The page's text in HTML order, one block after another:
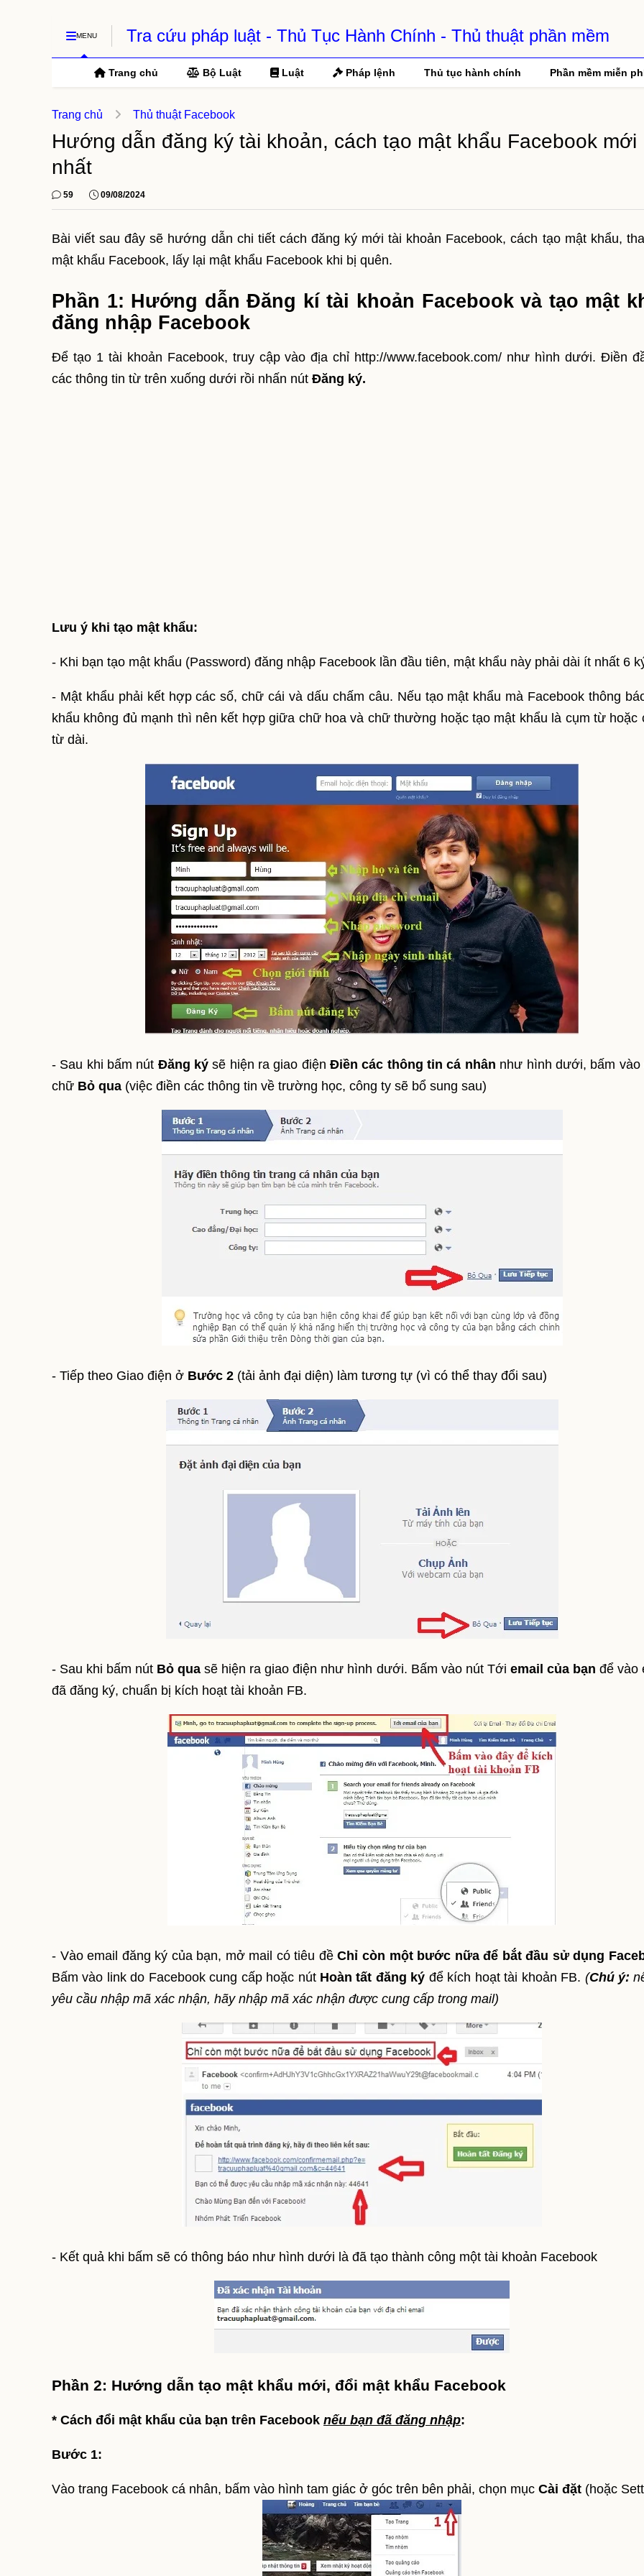
MENU Tra cứu pháp luật - Thủ Tục Hành Chính - Thủ thuật phần mềm
Trang chủ Bộ Luật Luật Pháp lệnh Thủ tục hành chính Phần mềm miễn
Trang chủ Thủ thuật Facebook
Hướng dẫn đăng ký tài khoản, cách tạo mật khẩu Facebook mới
nhất
59 09/08/2024
Bài viết sau đây sẽ hướng dẫn chi tiết cách đăng ký mới tài khoản Facebook, cách tạo mật khẩu,
mật khẩu Facebook, lấy lại mật khẩu Facebook khi bị quên.
Phần 1: Hướng dẫn Đăng kí tài khoản Facebook và tạo mật
đăng nhập Facebook
Để tạo 1 tài khoản Facebook, truy cập vào địa chỉ http://www.facebook.com/ như hình dưới. Điền
các thông tin từ trên xuống dưới rồi nhấn nút Đăng ký.
Lưu ý khi tạo mật khẩu:
- Khi bạn tạo mật khẩu (Password) đăng nhập Facebook lần đầu tiên, mật khẩu này phải dài ít nhất 6
- Mật khẩu phải kết hợp các số, chữ cái và dấu chấm câu. Nếu tạo mật khẩu mà Facebook thông
khẩu không đủ mạnh thì nên kết hợp giữa chữ hoa và chữ thường hoặc tạo mật khẩu là cụm từ hoặc
từ dài.
- Sau khi bấm nút Đăng ký sẽ hiện ra giao điệnĐiền các thông tin cá nhân như hình dưới, bấm vào
chữ Bỏ qua (việc điền các thông tin về trường học, công ty sẽ bổ sung sau)
- Tiếp theo Giao điện ở Bước 2 (tải ảnh đại diện) làm tương tự (vì có thể thay đổi sau)
- Sau khi bấm nút Bỏ qua sẽ hiện ra giao điện như hình dưới. Bấm vào nút Tới email của bạn để vào
đã đăng ký, chuẩn bị kích hoạt tài khoản FB.
- Vào email đăng ký của bạn, mở mail có tiêu đềChỉ còn một bước nữa để bắt đầu sử dụng
Bấm vào link do Facebook cung cấp hoặc nút Hoàn tất đăng ký để kích hoạt tài khoản FB. (Chú ý:
yêu cầu nhập mã xác nhận, hãy nhập mã xác nhận được cung cấp trong mail)
- Kết quả khi bấm sẽ có thông báo như hình dưới là đã tạo thành công một tài khoản Facebook
Phần 2: Hướng dẫn tạo mật khẩu mới, đổi mật khẩu Facebook
* Cách đổi mật khẩu của bạn trên Facebook nếu bạn đã đăng nhập:
Bước 1:
Vào trang Facebook cá nhân, bấm vào hình tam giác ở góc trên bên phải, chọn mục Cài đặt (hoặc